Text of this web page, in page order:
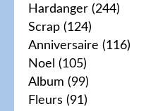
Hardanger (244)
Scrap (124)
Anniversaire (116)
Noel (105)
Album (99)
Fleurs (91)